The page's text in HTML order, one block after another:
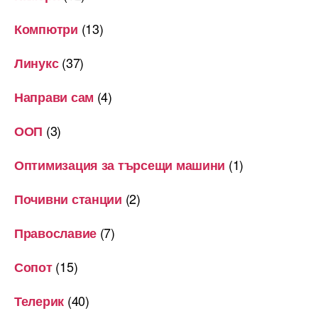
Компютри (13)
Линукс(37)
Направи сам (4)
ООП (3)
Оптимизация за търсещи машини (1)
Почивни станции (2)
Православие (7)
Сопот(15)
Телерик (40)